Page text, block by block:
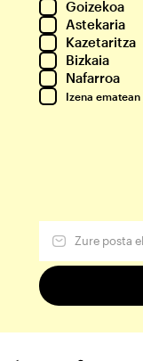
Goizekoa
Astekaria
Kazetaritza
Bizkaia
Nafarroa
Izena ematean